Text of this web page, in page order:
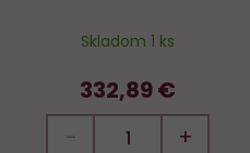
Skladom 1 ks
332,89 €
− +